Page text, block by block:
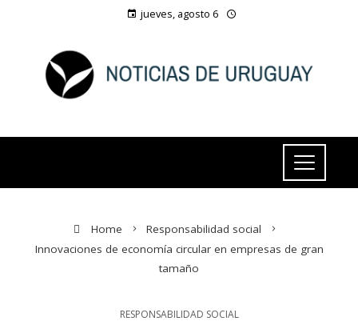
jueves, agosto 6
Home
Responsabilidad social
Innovaciones de economía circular en empresas de gran
tamaño
RESPONSABILIDAD SOCIAL